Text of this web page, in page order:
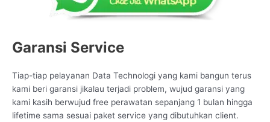
Garansi Service
Tiap-tiap pelayanan Data Technologi yang kami bangun terus
kami beri garansi jikalau terjadi problem, wujud garansi yang
kami kasih berwujud free perawatan sepanjang 1 bulan hingga
lifetime sama sesuai paket service yang dibutuhkan client.